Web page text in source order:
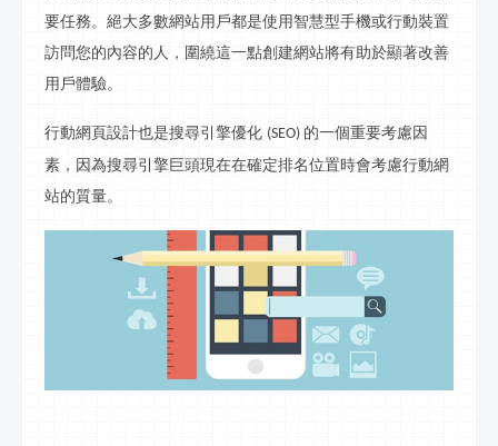
要任務。絕大多數網站用戶都是使用智慧型手機或行動裝置
訪問您的內容的人，圍繞這一點創建網站將有助於顯著改善
用戶體驗。
行動網頁設計也是搜尋引擎優化 (SEO) 的一個重要考慮因
素，因為搜尋引擎巨頭現在在確定排名位置時會考慮行動網
站的質量。